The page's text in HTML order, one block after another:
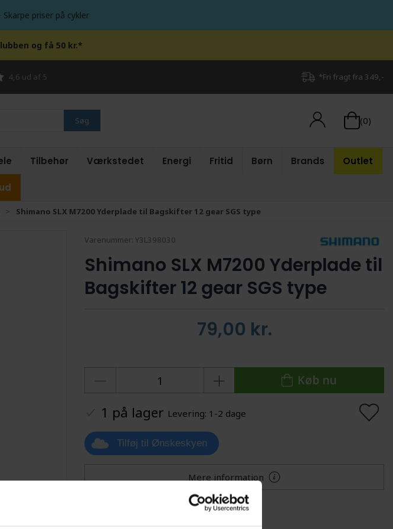
Skarpe priser på cykler
og få 50 kr.*
4,6 ud af 5 *Fri fragt fra 349,-
Søg (0)
Tilbehør Værkstedet Energi Fritid Børn Brands Outlet
Shimano SLX M7200 Yderplade til Bagskifter 12 gear SGS type
Varenummer:Y3L398030
Shimano SLX M7200 Yderplade til
Bagskifter 12 gear SGS type
79,00 kr.
Køb nu
1 på lager Levering: 1-2 dage
Tilføj til Ønskeskyen
Mere information